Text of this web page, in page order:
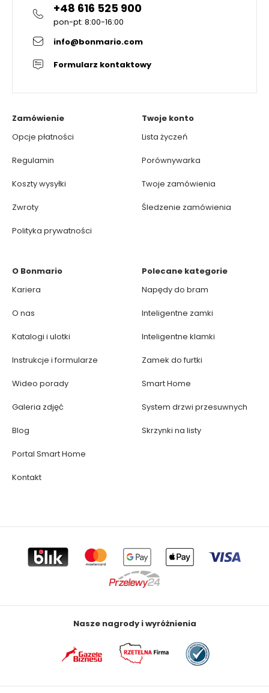
+48 616 525 900
pon-pt: 8:00-16:00
info@bonmario.com
Formularz kontaktowy
Zamówienie
Opcje płatności
Regulamin
Koszty wysyłki
Zwroty
Polityka prywatności
Twoje konto
Lista życzeń
Porównywarka
Twoje zamówienia
Śledzenie zamówienia
O Bonmario
Kariera
O nas
Katalogi i ulotki
Instrukcje i formularze
Wideo porady
Galeria zdjęć
Blog
Portal Smart Home
Kontakt
Polecane kategorie
Napędy do bram
Inteligentne zamki
Inteligentne klamki
Zamek do furtki
Smart Home
System drzwi przesuwnych
Skrzynki na listy
Nasze nagrody i wyróżnienia